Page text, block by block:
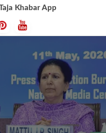
Khabar App